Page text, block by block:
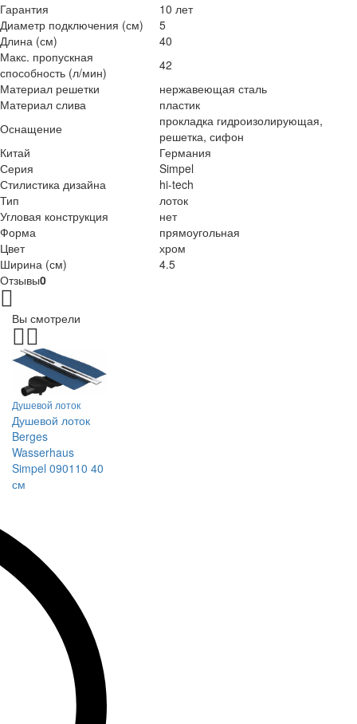
Гарантия
10 лет
Диаметр подключения (см)
5
Длина (см)
40
Макс. пропускная
способность (л/мин)
42
Материал решетки
нержавеющая сталь
Материал слива
пластик
Оснащение
прокладка гидроизолирующая,
решетка, сифон
Китай
Германия
Серия
Simpel
Стилистика дизайна
hi-tech
Тип
лоток
Угловая конструкция
нет
Форма
прямоугольная
Цвет
хром
Ширина (см)
4.5
Отзывы0
Вы смотрели
Душевой лоток
Душевой лоток
Berges
Wasserhaus
Simpel 090110 40
см